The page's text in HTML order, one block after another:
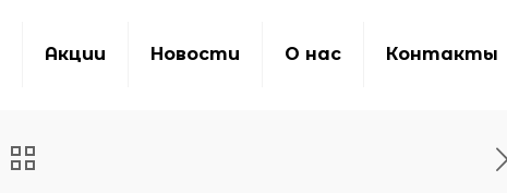
Акции Новости О нас Контакты